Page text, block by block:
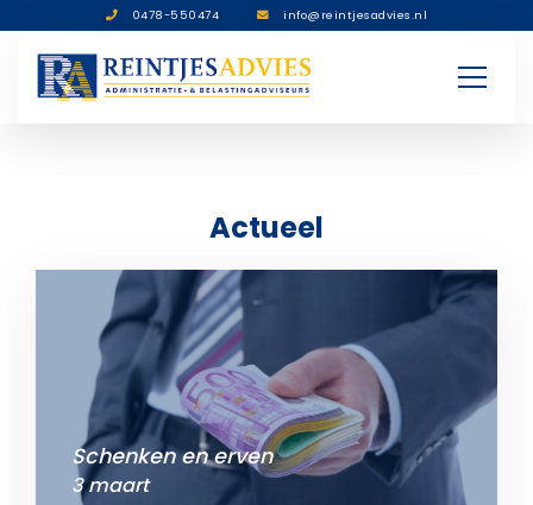
0478-550474 info@reintjesadvies.nl
Actueel
Schenken en erven
3 maart